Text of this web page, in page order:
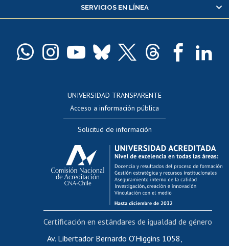
Pago de arancel y crédito alumnos
Docentes
Evaluación docente
Calificación académica
Postulación al AUCAI
Funcionarias/os
Cursos internos de capacitación
Bienestar del personal
Portal de movilidad interna
Certificado de renta
SERVICIOS EN LÍNEA
UNIVERSIDAD TRANSPARENTE
Acceso a información pública
Solicitud de información
Av. Libertador Bernardo O'Higgins 1058,
Certificación en estándares de igualdad de género